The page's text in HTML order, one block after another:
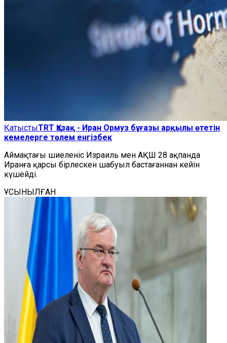
ҚатыстыTRT Қазақ - Иран Ормуз бұғазы арқылы өтетін
кемелерге төлем енгізбек
Аймақтағы шиеленіс Израиль мен АҚШ 28 ақпанда
Иранға қарсы бірлескен шабуыл бастағаннан кейін
күшейді.
ҰСЫНЫЛҒАН